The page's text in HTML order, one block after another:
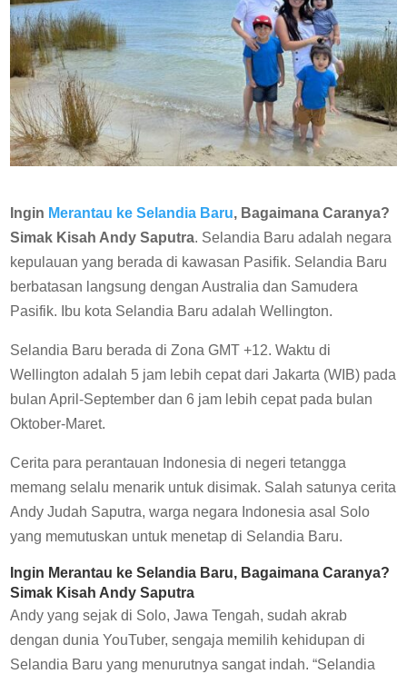
Ingin Merantau ke Selandia Baru, Bagaimana Caranya?
Simak Kisah Andy Saputra. Selandia Baru adalah negara
kepulauan yang berada di kawasan Pasifik. Selandia Baru
berbatasan langsung dengan Australia dan Samudera
Pasifik. Ibu kota Selandia Baru adalah Wellington.
Selandia Baru berada di Zona GMT +12. Waktu di
Wellington adalah 5 jam lebih cepat dari Jakarta (WIB) pada
bulan April-September dan 6 jam lebih cepat pada bulan
Oktober-Maret.
Cerita para perantauan Indonesia di negeri tetangga
memang selalu menarik untuk disimak. Salah satunya cerita
Andy Judah Saputra, warga negara Indonesia asal Solo
yang memutuskan untuk menetap di Selandia Baru.
Ingin Merantau ke Selandia Baru, Bagaimana Caranya?
Simak Kisah Andy Saputra
Andy yang sejak di Solo, Jawa Tengah, sudah akrab
dengan dunia YouTuber, sengaja memilih kehidupan di
Selandia Baru yang menurutnya sangat indah. “Selandia